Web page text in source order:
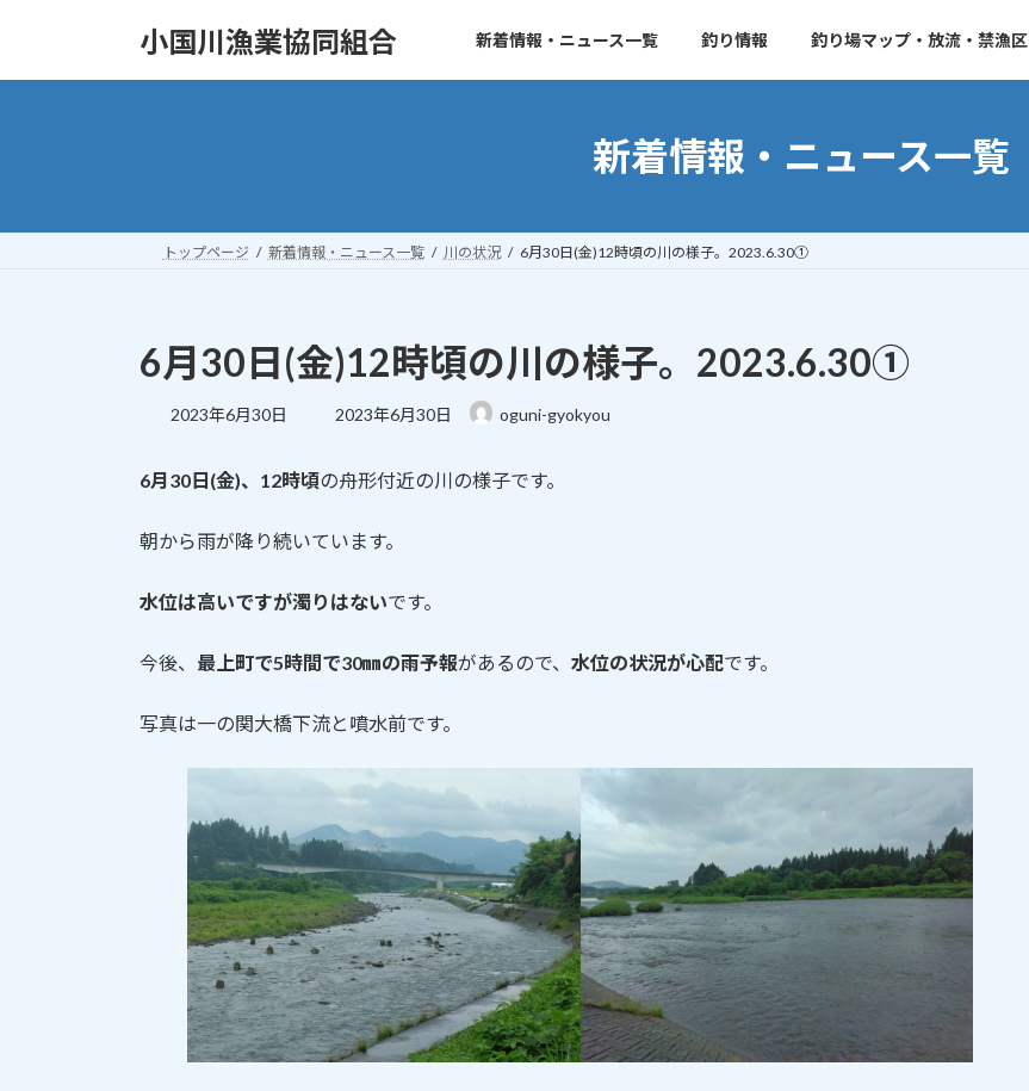
小国川漁業協同組合 新着情報・ニュース一覧 釣り情報 釣り場マップ・放流・禁漁区
新着情報・ニュース一覧
トップページ 新着情報・ニュース一覧 川の状況 6月30日(金)12時頃の川の様子。2023.6.30①
6月30日(金)12時頃の川の様子。2023.6.30①
2023年6月30日
最
新
:
2023年6月30日 oguni-gyokyou
6月30日(金)、12時頃の舟形付近の川の様子です。
朝から雨が降り続いています。
水位は高いですが濁りはないです。
今後、 最上町で5時間で30㎜の雨予報があるので、 水位の状況が心配です。
写真は一の関大橋下流と噴水前です。